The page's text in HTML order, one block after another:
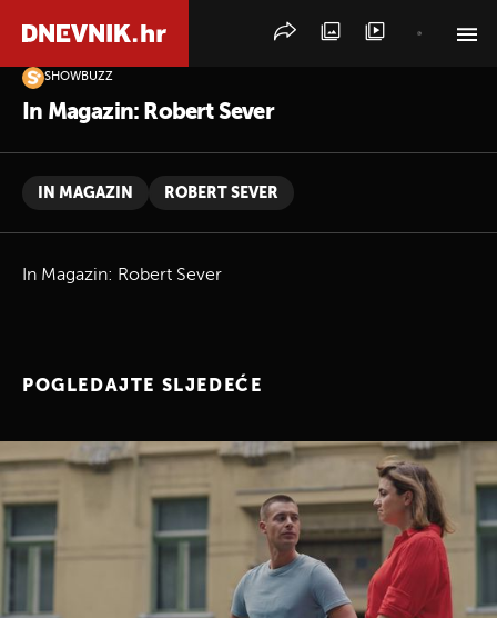
SHOWBUZZ
In Magazin: Robert Sever
IN MAGAZIN ROBERT SEVER
In Magazin: Robert Sever
POGLEDAJTE SLJEDEĆE
PRETRAŽITE VIJESTI